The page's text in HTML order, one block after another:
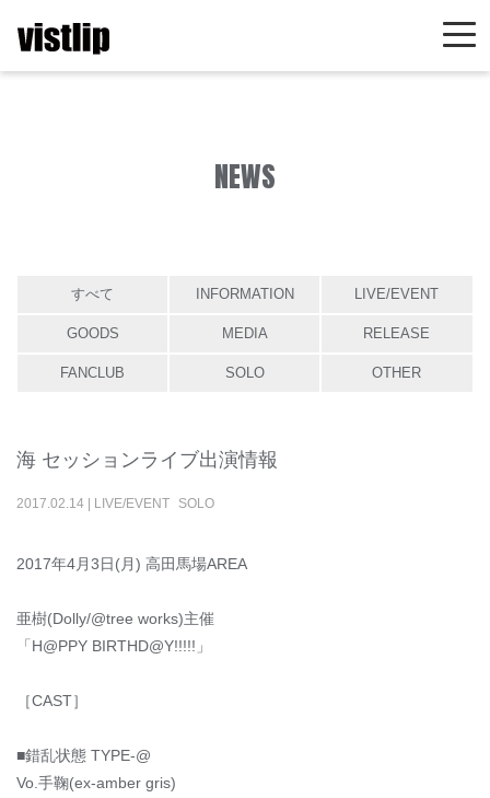
NEWS
すべて INFORMATION LIVE/EVENT
GOODS MEDIA RELEASE
FANCLUB SOLO OTHER
海 セッションライブ出演情報
2017.02.14 LIVE/EVENT SOLO
2017年4月3日(月) 高田馬場AREA
亜樹(Dolly/@tree works)主催
「H@PPY BIRTHD@Y!!!!!」
［CAST］
■錯乱状態 TYPE-@
Vo.手鞠(ex-amber gris)